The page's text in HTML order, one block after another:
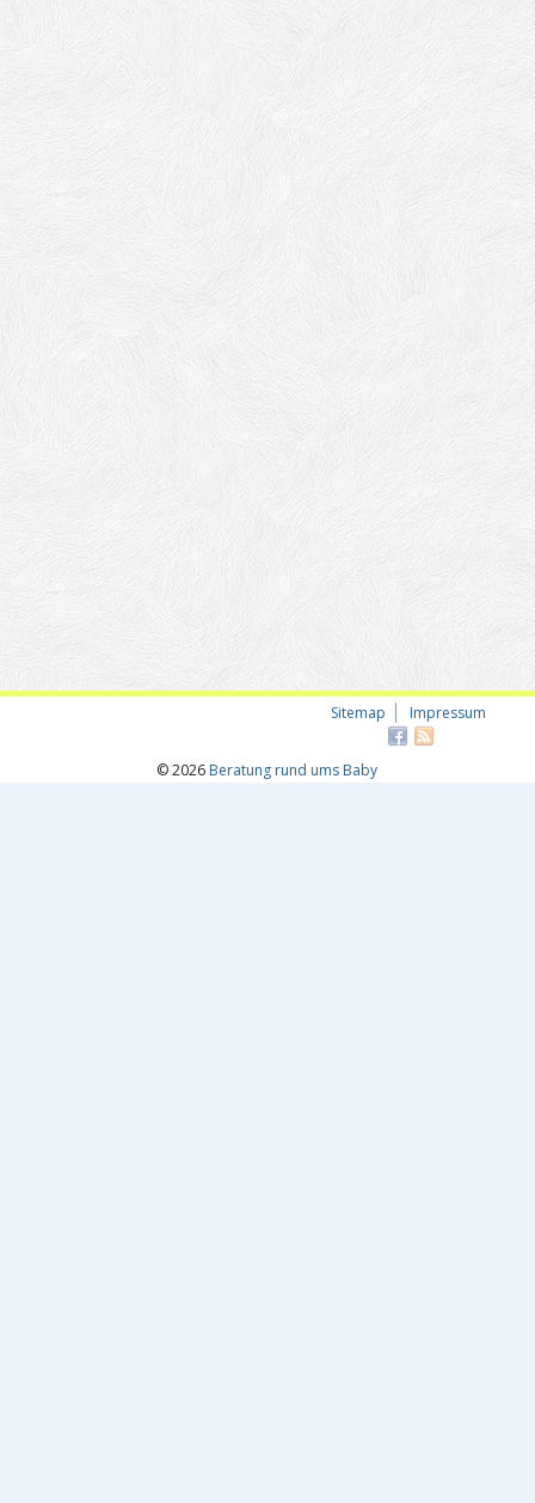
Sitemap Impressum
© 2026 Beratung rund ums Baby